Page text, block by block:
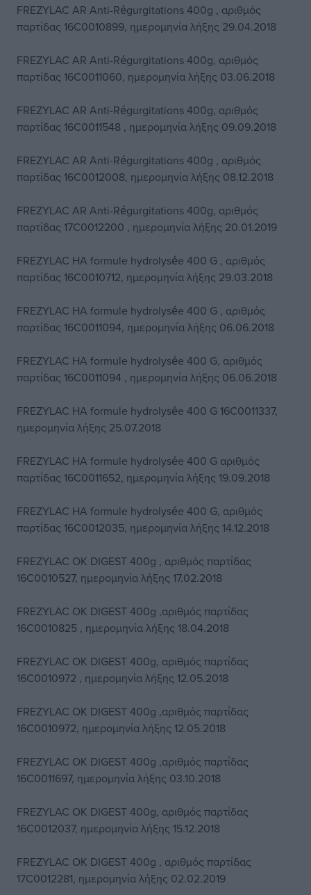
FREZYLAC AR Anti-Régurgitations 400g , αριθμός
παρτίδας 16C0010899, ημερομηνία λήξης 29.04.2018
FREZYLAC AR Anti-Régurgitations 400g, αριθμός
παρτίδας 16C0011060, ημερομηνία λήξης 03.06.2018
FREZYLAC AR Anti-Régurgitations 400g, αριθμός
παρτίδας 16C0011548 , ημερομηνία λήξης 09.09.2018
FREZYLAC AR Anti-Régurgitations 400g , αριθμός
παρτίδας 16C0012008, ημερομηνία λήξης 08.12.2018
FREZYLAC AR Anti-Régurgitations 400g, αριθμός
παρτίδας 17C0012200 , ημερομηνία λήξης 20.01.2019
FREZYLAC HA formule hydrolysée 400 G , αριθμός
παρτίδας 16C0010712, ημερομηνία λήξης 29.03.2018
FREZYLAC HA formule hydrolysée 400 G , αριθμός
παρτίδας 16C0011094, ημερομηνία λήξης 06.06.2018
FREZYLAC HA formule hydrolysée 400 G, αριθμός
παρτίδας 16C0011094 , ημερομηνία λήξης 06.06.2018
FREZYLAC HA formule hydrolysée 400 G 16C0011337,
ημερομηνία λήξης 25.07.2018
FREZYLAC HA formule hydrolysée 400 G αριθμός
παρτίδας 16C0011652, ημερομηνία λήξης 19.09.2018
FREZYLAC HA formule hydrolysée 400 G, αριθμός
παρτίδας 16C0012035, ημερομηνία λήξης 14.12.2018
FREZYLAC OK DIGEST 400g , αριθμός παρτίδας
16C0010527, ημερομηνία λήξης 17.02.2018
FREZYLAC OK DIGEST 400g ,αριθμός παρτίδας
16C0010825 , ημερομηνία λήξης 18.04.2018
FREZYLAC OK DIGEST 400g, αριθμός παρτίδας
16C0010972 , ημερομηνία λήξης 12.05.2018
FREZYLAC OK DIGEST 400g ,αριθμός παρτίδας
16C0010972, ημερομηνία λήξης 12.05.2018
FREZYLAC OK DIGEST 400g ,αριθμός παρτίδας
16C0011697, ημερομηνία λήξης 03.10.2018
FREZYLAC OK DIGEST 400g, αριθμός παρτίδας
16C0012037, ημερομηνία λήξης 15.12.2018
FREZYLAC OK DIGEST 400g , αριθμός παρτίδας
17C0012281, ημερομηνία λήξης 02.02.2019